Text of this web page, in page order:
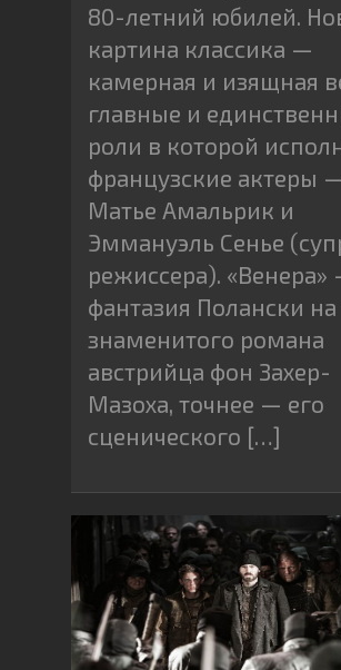
80-летний юбилей.
картина классика —
камерная и изящная
главные и
роли в которой
французские актеры
Матье Амальрик и
Эммануэль Сенье
режиссера). «Венера»
фантазия Полански
знаменитого романа
австрийца фон Захер-
Мазоха, точнее — его
сценического […]